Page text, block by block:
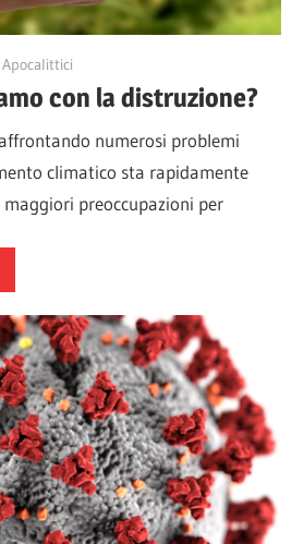
con la distruzione?
numerosi problemi
climatico sta rapidamente
preoccupazioni per